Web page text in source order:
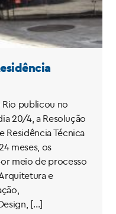
publicou no
20/4, a Resolução
Residência Técnica
meses, os
meio de processo
e
[…]